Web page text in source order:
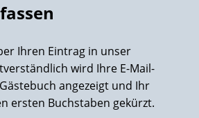
Ihren Eintrag in unser
wird Ihre E-Mail-
angezeigt und Ihr
ersten Buchstaben gekürzt.